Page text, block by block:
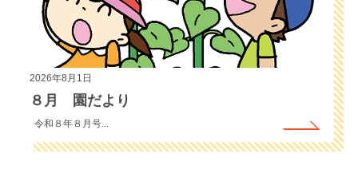
2026年8月1日
８月 園だより
令和８年８月号...